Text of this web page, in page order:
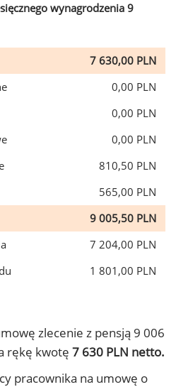
wynagrodzenia 9
7 630,00 PLN
0,00 PLN
0,00 PLN
0,00 PLN
810,50 PLN
565,00 PLN
9 005,50 PLN
7 204,00 PLN
1 801,00 PLN
zlecenie z pensją 9 006
rękę kwotę 7 630 PLN netto.
pracownika na umowę o